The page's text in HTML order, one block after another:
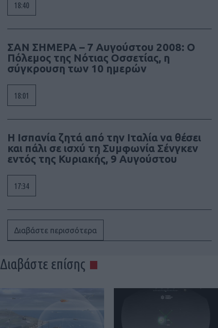
18:40
ΣΑΝ ΣΗΜΕΡΑ – 7 Αυγούστου 2008: Ο
Πόλεμος της Νότιας Οσσετίας, η
σύγκρουση των 10 ημερών
18:01
Η Ισπανία ζητά από την Ιταλία να θέσει
και πάλι σε ισχύ τη Συμφωνία Σένγκεν
εντός της Κυριακής, 9 Αυγούστου
17:34
Διαβάστε περισσότερα
Διαβάστε επίσης